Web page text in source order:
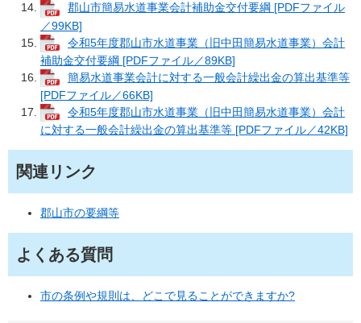
郡山市簡易水道事業会計補助金交付要綱 [PDFファイル
／99KB]
令和5年度郡山市水道事業（旧中田簡易水道事業）会計
補助金交付要綱 [PDFファイル／89KB]
簡易水道事業会計に対する一般会計繰出金の算出基準等
[PDFファイル／66KB]
令和5年度郡山市水道事業（旧中田簡易水道事業）会計
に対する一般会計繰出金の算出基準等 [PDFファイル／42KB]
関連リンク
郡山市の要綱等
よくある質問
市の条例や規則は、どこで見ることができますか?